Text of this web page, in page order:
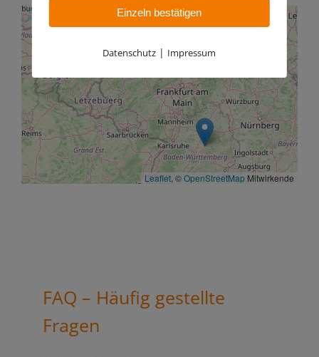
Leaflet , ©OpenStreetMap Mitwirkende
FAQ – Häufig gestellte
Fragen
Einzeln bestätigen
Datenschutz | Impressum